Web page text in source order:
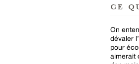
ce
On
dévaler
pour
aimerait